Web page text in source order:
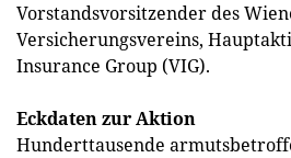
Vorstandsvorsitzender des
Versicherungsvereins,
Insurance Group (VIG).
Eckdaten zur Aktion
Hunderttausende